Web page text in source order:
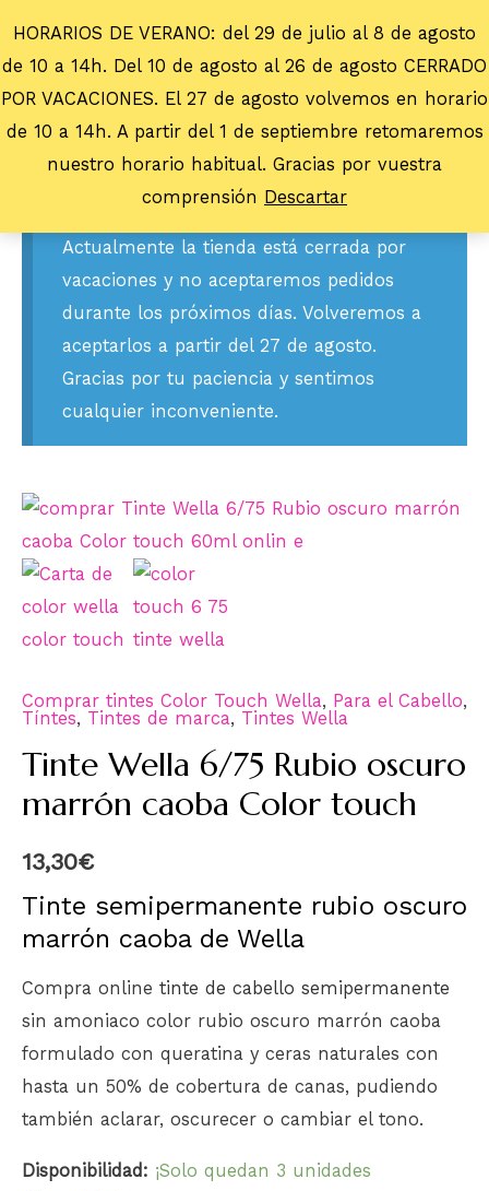
HORARIOS DE VERANO: del 29 de julio al 8 de agosto
de 10 a 14h. Del 10 de agosto al 26 de agosto CERRADO
POR VACACIONES. El 27 de agosto volvemos en horario
de 10 a 14h. A partir del 1 de septiembre retomaremos
nuestro horario habitual. Gracias por vuestra
comprensión Descartar
Actualmente la tienda está cerrada por
vacaciones y no aceptaremos pedidos
durante los próximos días. Volveremos a
aceptarlos a partir del 27 de agosto.
Gracias por tu paciencia y sentimos
cualquier inconveniente.
Comprar tintes Color Touch Wella, Para el Cabello,
Tíntes, Tintes de marca, Tintes Wella
Tinte Wella 6/75 Rubio oscuro
marrón caoba Color touch
13,30€
Tinte semipermanente rubio oscuro
marrón caoba de Wella
Compra online tinte de cabello semipermanente
sin amoniaco color rubio oscuro marrón caoba
formulado con queratina y ceras naturales con
hasta un 50% de cobertura de canas, pudiendo
también aclarar, oscurecer o cambiar el tono.
Disponibilidad: ¡Solo quedan 3 unidades